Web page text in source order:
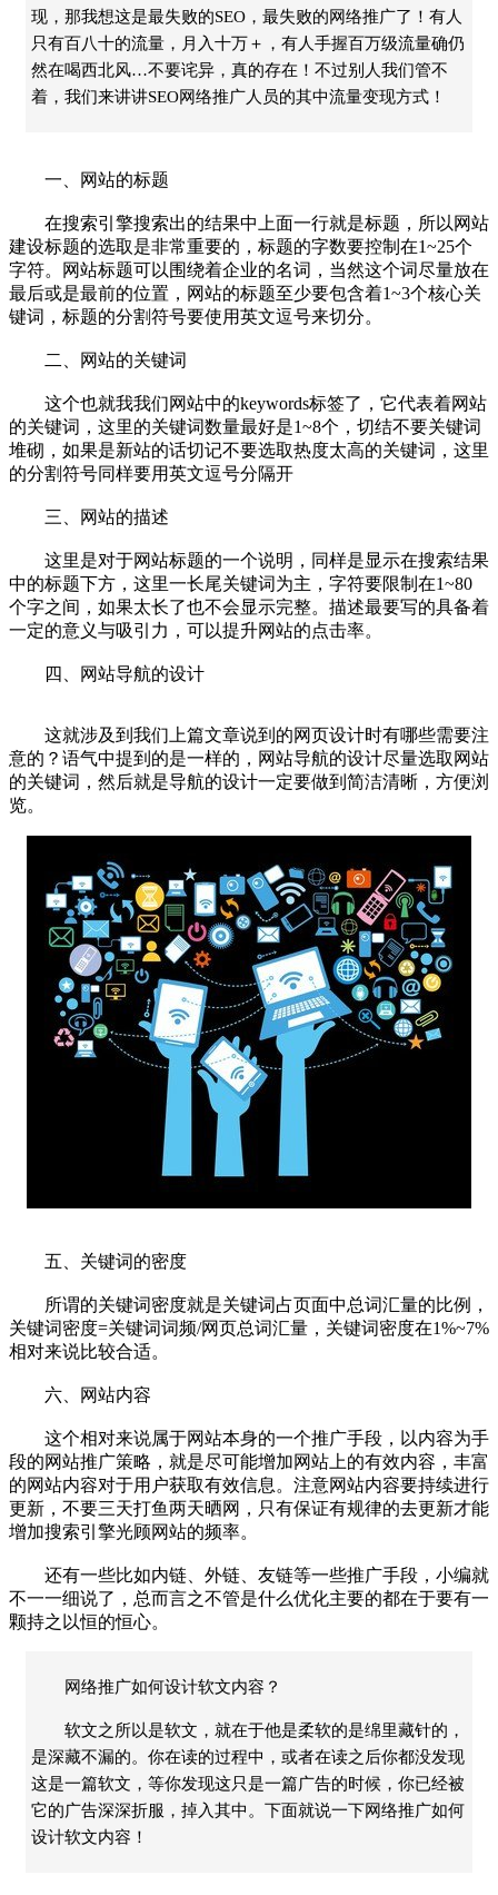
现，那我想这是最失败的SEO，最失败的网络推广了！有人
只有百八十的流量，月入十万＋，有人手握百万级流量确仍
然在喝西北风…不要诧异，真的存在！不过别人我们管不
着，我们来讲讲SEO网络推广人员的其中流量变现方式！
一、网站的标题
在搜索引擎搜索出的结果中上面一行就是标题，所以网站
建设标题的选取是非常重要的，标题的字数要控制在1~25个
字符。网站标题可以围绕着企业的名词，当然这个词尽量放在
最后或是最前的位置，网站的标题至少要包含着1~3个核心关
键词，标题的分割符号要使用英文逗号来切分。
二、网站的关键词
这个也就我我们网站中的keywords标签了，它代表着网站
的关键词，这里的关键词数量最好是1~8个，切结不要关键词
堆砌，如果是新站的话切记不要选取热度太高的关键词，这里
的分割符号同样要用英文逗号分隔开
三、网站的描述
这里是对于网站标题的一个说明，同样是显示在搜索结果
中的标题下方，这里一长尾关键词为主，字符要限制在1~80
个字之间，如果太长了也不会显示完整。描述最要写的具备着
一定的意义与吸引力，可以提升网站的点击率。
四、网站导航的设计
这就涉及到我们上篇文章说到的网页设计时有哪些需要注
意的？语气中提到的是一样的，网站导航的设计尽量选取网站
的关键词，然后就是导航的设计一定要做到简洁清晰，方便浏
览。
五、关键词的密度
所谓的关键词密度就是关键词占页面中总词汇量的比例，
关键词密度=关键词词频/网页总词汇量，关键词密度在1%~7%
相对来说比较合适。
六、网站内容
这个相对来说属于网站本身的一个推广手段，以内容为手
段的网站推广策略，就是尽可能增加网站上的有效内容，丰富
的网站内容对于用户获取有效信息。注意网站内容要持续进行
更新，不要三天打鱼两天晒网，只有保证有规律的去更新才能
增加搜索引擎光顾网站的频率。
还有一些比如内链、外链、友链等一些推广手段，小编就
不一一细说了，总而言之不管是什么优化主要的都在于要有一
颗持之以恒的恒心。
网络推广如何设计软文内容？
软文之所以是软文，就在于他是柔软的是绵里藏针的，
是深藏不漏的。你在读的过程中，或者在读之后你都没发现
这是一篇软文，等你发现这只是一篇广告的时候，你已经被
它的广告深深折服，掉入其中。下面就说一下网络推广如何
设计软文内容！